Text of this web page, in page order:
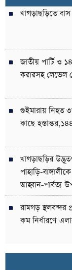
খাগড়াছড়িতে
জাতীয় পার্টি ও
করারসহ লেভেল
গুইমারায় নিহত
কাছে
খাগড়াছড়ির
পাহাড়ি-
আহ্বান-পার্বত্য
রামগড় স্থলবন্দর
কম নির্ধারণে